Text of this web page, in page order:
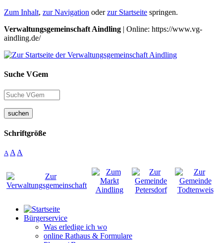
Zum Inhalt, zur Navigation oderzur Startseite springen.
Verwaltungsgemeinschaft Aindling | Online: https://www.vg-
aindling.de/
Suche VGem
suchen
Schriftgröße
A A A
Bürgerservice
Was erledige ich wo
online Rathaus & Formulare